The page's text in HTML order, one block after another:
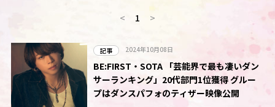
< 1 >
記事 2024年10月08日
BE:FIRST・SOTA 「芸能界で最も凄いダン
サーランキング」20代部門1位獲得 グルー
プはダンスパフォのティザー映像公開